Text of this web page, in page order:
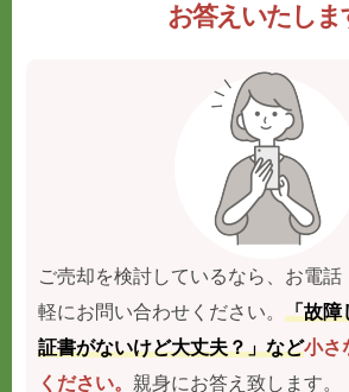
お答えいたしま
ご売却を検討しているなら、お電
軽にお問い合わせください。「故障
証書がないけど大丈夫？」など小さ
ください。 親身にお答え致します。